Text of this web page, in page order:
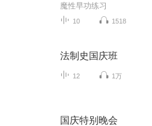
魔性早功练习
10 1518
法制史国庆班
12 1万
国庆特别晚会